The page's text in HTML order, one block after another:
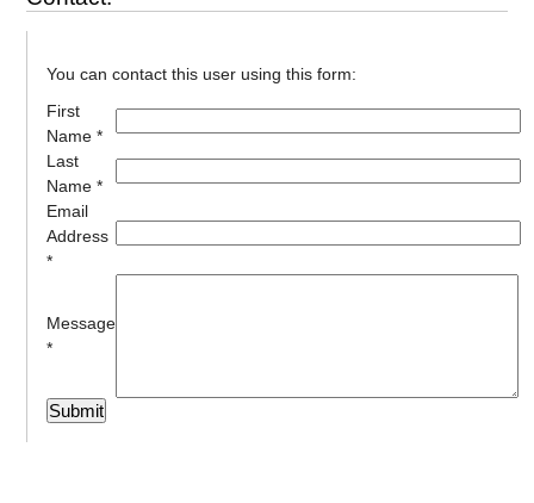
You can contact this user using this form:
First
Name *
Last
Name *
Email
Address
*
Message
*